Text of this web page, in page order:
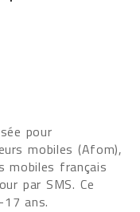
pour
mobiles (Afom),
mobiles français
par SMS. Ce
ans.